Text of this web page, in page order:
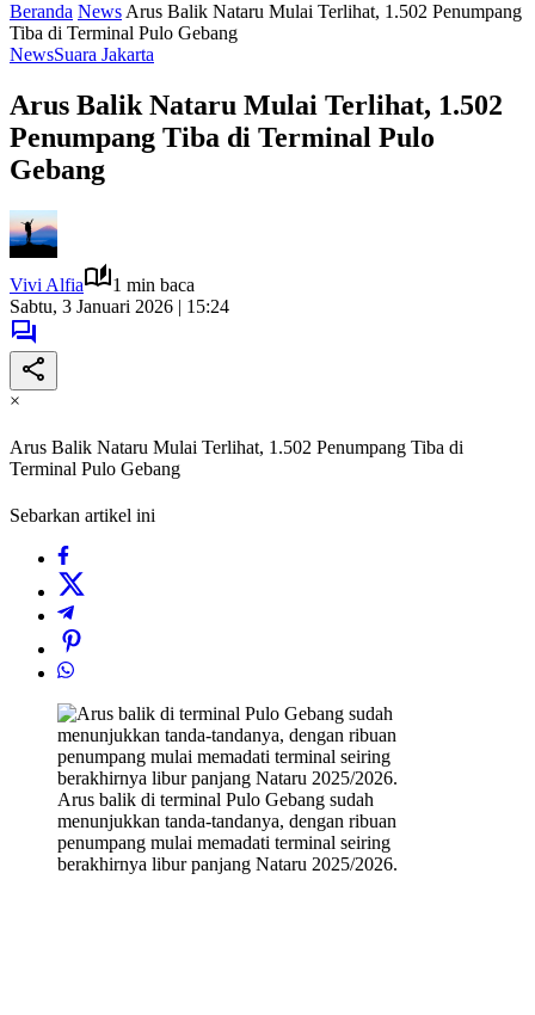
Beranda News Arus Balik Nataru Mulai Terlihat, 1.502 Penumpang
Tiba di Terminal Pulo Gebang
NewsSuara Jakarta
Arus Balik Nataru Mulai Terlihat, 1.502
Penumpang Tiba di Terminal Pulo
Gebang
Vivi Alfia
1 min baca
Sabtu, 3 Januari 2026 | 15:24
×
Arus Balik Nataru Mulai Terlihat, 1.502 Penumpang Tiba di
Terminal Pulo Gebang
Sebarkan artikel ini
Arus balik di terminal Pulo Gebang sudah
menunjukkan tanda-tandanya, dengan ribuan
penumpang mulai memadati terminal seiring
berakhirnya libur panjang Nataru 2025/2026.